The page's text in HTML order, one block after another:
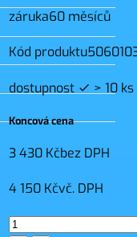
záruka60 měsíců
Kód produktu
dostupnost > 10 ks
Koncová cena
3 430 Kčbez DPH
4 150 Kčvč. DPH